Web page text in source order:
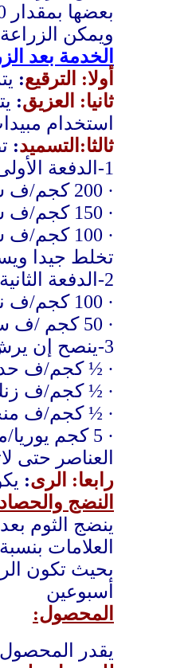
بعضها بمقدار 30سم وتكون مساحة الأحواض 3×3م
ويمكن الزراعة
الخدمة بعد
أولا: الترقيع:
ثانيا: العزيق:
استخدام
ثالثا:التسميد:
1-الدفعة الأولى تضاف بعد الزراعة بحوالى شهر وتضاف الأسمدة الكيماوية آلاتية:
· 200 كجم/ف سلفات نشادر
· 150 كجم/ف سوبر فوسفات
· 100 كجم/ف سلف
تخلط جيدا
2-الدفعة الثانية: وتضاف بعد شهر من الدفعة الأولى على أن تضاف الأسمدة الآتية:
· 100 كجم /ف
· 50 كجم /ف سلفات بوتاسيوم ثم الرى
3-ينصح إن يرش العناصر الصغرى الآتية على نباتات الثوم وذلك بعد 50يوم من الزراعة بالمعدلات الاتية
· ½ كجم/ف
· ½ كجم/ف
· ½ كجم/ف
· 5 ك جم
العناصر حتى
رابعا: الرى:
النضج
ينضج الثوم بعد حوالى 6شهور من الزراعة
بحيث تكون
أسبوعين
المحصول:
يقدر المحصول بحوالى من8-